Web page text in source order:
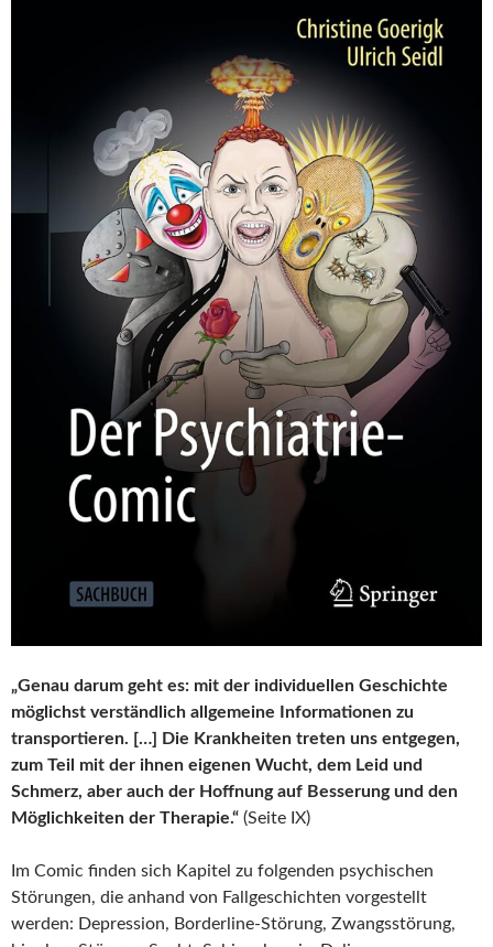
„Genau darum geht es: mit der individuellen Geschichte
möglichst verständlich allgemeine Informationen zu
transportieren. […] Die Krankheiten treten uns entgegen,
zum Teil mit der ihnen eigenen Wucht, dem Leid und
Schmerz, aber auch der Hoffnung auf Besserung und den
Möglichkeiten der Therapie.“ (Seite IX)
Im Comic finden sich Kapitel zu folgenden psychischen
Störungen, die anhand von Fallgeschichten vorgestellt
werden: Depression, Borderline-Störung, Zwangsstörung,